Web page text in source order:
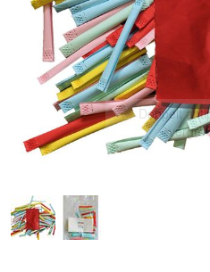
Doppelt